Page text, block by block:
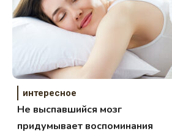
интересное
Не выспавшийся мозг
придумывает воспоминания